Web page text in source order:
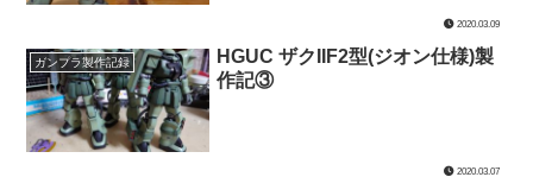
2020.03.09
ガンプラ製作記録
HGUC ザクIIF2型(ジオン仕様)製
作記③
2020.03.07